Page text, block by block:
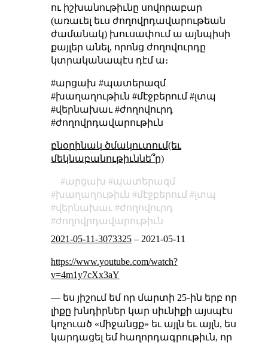
ու իշխանութիւնը սովորաբար
(առաւել եւս ժողովրդավարութեան
ժամանակ) խուսափում ա այնպիսի
քայլեր անել, որոնց ժողովուրդը
կտրականապէս դէմ ա։
#արցախ #պատերազմ
#խաղաղութիւն #մէջբերում #լտպ
#վերնախաւ #ժողովուրդ
#ժողովրդավարութիւն
բնօրինակ ծմակուտում(եւ
մեկնաբանութիւննե՞ր)
արցախ
պատերազմ
խաղաղութիւն
մէջբերում
լտպ
վերնախաւ
ժողովուրդ
ժողովրդավարութիւն
2021-05-11-3073325– 2021-05-11
https://www.youtube.com/watch?
v=4m1y7cXx3aY
— ես յիշում եմ որ մարտի 25֊ին երբ որ
լիքը խնդիրներ կար սիւնիքի այսպէս
կոչուած «միջանցք» եւ այլն եւ այլն, ես
կարդացել եմ հաղորդագրութիւն, որ